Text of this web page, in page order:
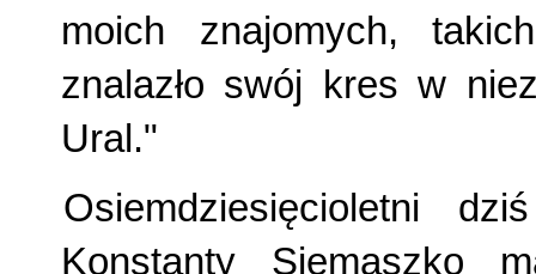
moich znajomych,
znalazło swój kres w
Ural."
Osiemdziesięcioletni
Konstanty Siemaszko